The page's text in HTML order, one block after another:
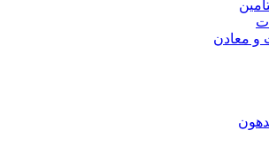
و معادن